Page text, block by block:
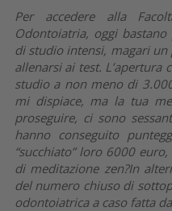
Per accedere alla
Odontoiatria, oggi
di studio intensi, magari
allenarsi ai test.
studio a non meno di
mi dispiace, ma la tua
proseguire, ci sono
hanno conseguito
“succhiato” loro 6000
di meditazione zen?In
del numero chiuso di
odontoiatrica a caso fatta